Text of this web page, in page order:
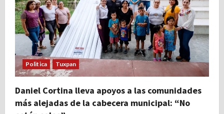
Politica Tuxpan
Daniel Cortina lleva apoyos a las comunidades
más alejadas de la cabecera municipal: “No